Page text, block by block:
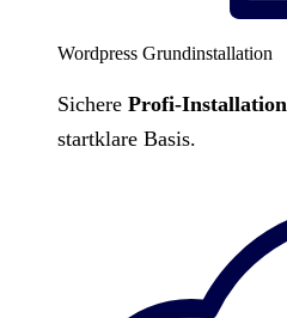
Wordpress Grundinstallation
Sichere Profi-Installation
startklare Basis.